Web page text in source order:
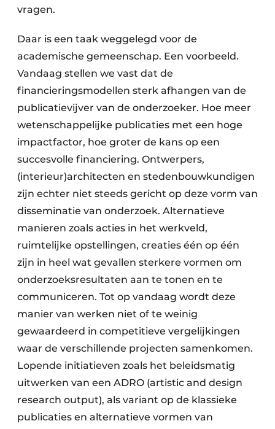
vragen.
Daar is een taak weggelegd voor de
academische gemeenschap. Een voorbeeld.
Vandaag stellen we vast dat de
financieringsmodellen sterk afhangen van de
publicatievijver van de onderzoeker. Hoe meer
wetenschappelijke publicaties met een hoge
impactfactor, hoe groter de kans op een
succesvolle financiering. Ontwerpers,
(interieur)architecten en stedenbouwkundigen
zijn echter niet steeds gericht op deze vorm van
disseminatie van onderzoek. Alternatieve
manieren zoals acties in het werkveld,
ruimtelijke opstellingen, creaties één op één
zijn in heel wat gevallen sterkere vormen om
onderzoeksresultaten aan te tonen en te
communiceren. Tot op vandaag wordt deze
manier van werken niet of te weinig
gewaardeerd in competitieve vergelijkingen
waar de verschillende projecten samenkomen.
Lopende initiatieven zoals het beleidsmatig
uitwerken van een ADRO (artistic and design
research output), als variant op de klassieke
publicaties en alternatieve vormen van